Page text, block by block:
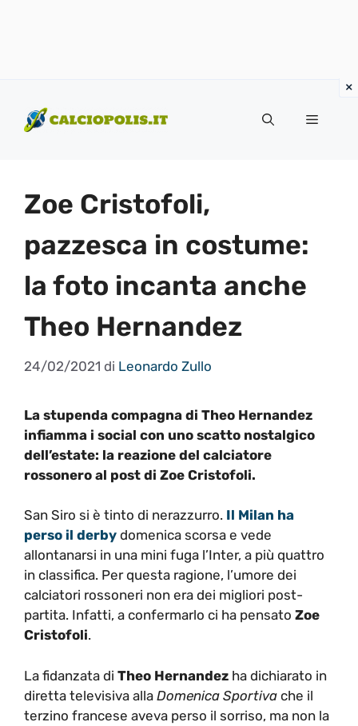
contenuto
Menu
Zoe Cristofoli,
pazzesca in costume:
la foto incanta anche
Theo Hernandez
24/02/2021 di Leonardo Zullo
La stupenda compagna di Theo Hernandez
infiamma i social con uno scatto nostalgico
dell’estate: la reazione del calciatore
rossonero al post di Zoe Cristofoli.
San Siro si è tinto di nerazzurro. Il Milan ha
perso il derby domenica scorsa e vede
allontanarsi in una mini fuga l’Inter, a più quattro
in classifica. Per questa ragione, l’umore dei
calciatori rossoneri non era dei migliori post-
partita. Infatti, a confermarlo ci ha pensato Zoe
Cristofoli.
La fidanzata di Theo Hernandez ha dichiarato in
diretta televisiva alla Domenica Sportiva che il
terzino francese aveva perso il sorriso, ma non la